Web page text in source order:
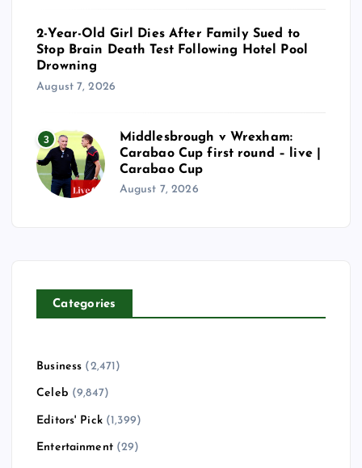
2-Year-Old Girl Dies After Family Sued to
Stop Brain Death Test Following Hotel Pool
Drowning
August 7, 2026
3
Middlesbrough v Wrexham:
Carabao Cup first round – live |
Carabao Cup
August 7, 2026
Categories
Business (2,471)
Celeb (9,847)
Editors' Pick(1,399)
Entertainment(29)